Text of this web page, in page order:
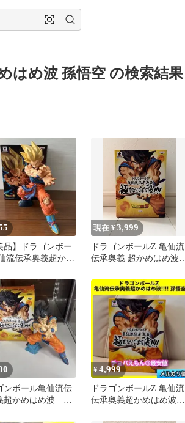
はめ波 孫悟空 の検索結果
品】ドラゴンボー
流伝承奥義超かめ
現在 ¥3,999
ドラゴンボールZ 亀仙流
伝承奥義 超かめはめ波
ンボール亀仙流伝
超かめはめ波 孫
¥4,999
ドラゴンボールZ 亀仙流
伝承奥義超かめはめ波‼︎‼︎